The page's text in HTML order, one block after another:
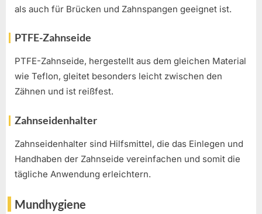
als auch für Brücken und Zahnspangen geeignet ist.
PTFE-Zahnseide
PTFE-Zahnseide, hergestellt aus dem gleichen Material
wie Teflon, gleitet besonders leicht zwischen den
Zähnen und ist reißfest.
Zahnseidenhalter
Zahnseidenhalter sind Hilfsmittel, die das Einlegen und
Handhaben der Zahnseide vereinfachen und somit die
tägliche Anwendung erleichtern.
Mundhygiene